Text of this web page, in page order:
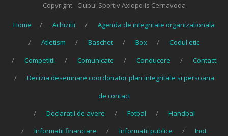
Copyright - Clubul Sportiv Axiopolis Cernavoda
Home Achizitii
Agenda de integritate organizationala
Atletism
Baschet Box
Codul etic
Competitii
Comunicate Conducere
Contact
Decizia desemnare coordonator plan integritate si persoana
de contact
Declaratii de avere
Fotbal
Handbal
Informatii financiare
Informatii publice
Inot